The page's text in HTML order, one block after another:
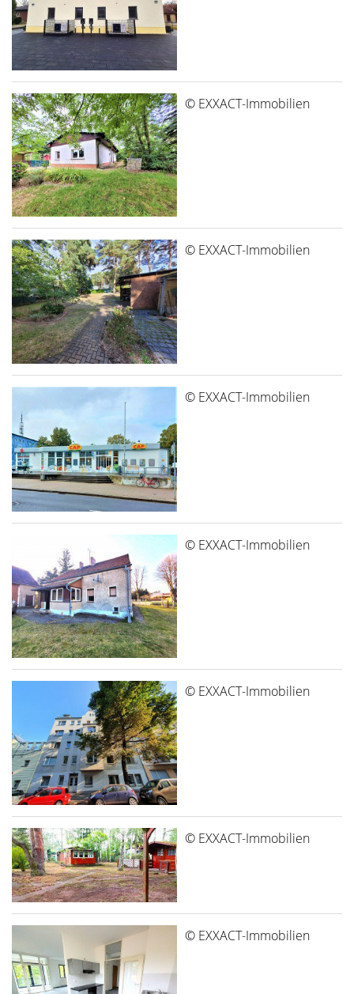
© EXXACT-Immobilien
© EXXACT-Immobilien
© EXXACT-Immobilien
© EXXACT-Immobilien
© EXXACT-Immobilien
© EXXACT-Immobilien
© EXXACT-Immobilien